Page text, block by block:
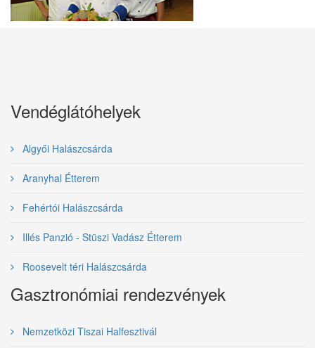
Vendéglátóhelyek
Algyői Halászcsárda
Aranyhal Étterem
Fehértói Halászcsárda
Illés Panzió - Stüszi Vadász Étterem
Roosevelt téri Halászcsárda
Gasztronómiai rendezvények
Nemzetközi Tiszai Halfesztivál